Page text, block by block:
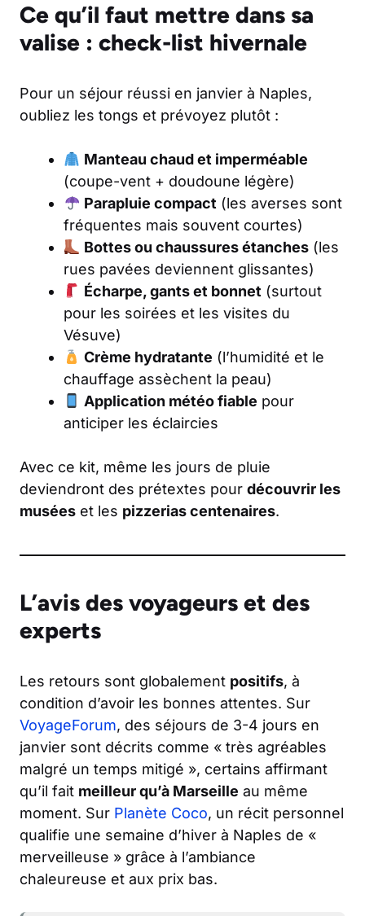
Ce qu’il faut mettre dans sa
valise : check-list hivernale
Pour un séjour réussi en janvier à Naples,
oubliez les tongs et prévoyez plutôt :
Manteau chaud et imperméable
(coupe-vent + doudoune légère)
Parapluie compact(les averses sont
fréquentes mais souvent courtes)
Bottes ou chaussures étanches(les
rues pavées deviennent glissantes)
Écharpe, gants et bonnet(surtout
pour les soirées et les visites du
Vésuve)
Crème hydratante (l’humidité et le
chauffage assèchent la peau)
Application météo fiable pour
anticiper les éclaircies
Avec ce kit, même les jours de pluie
deviendront des prétextes pour découvrir les
musées et les pizzerias centenaires.
L’avis des voyageurs et des
experts
Les retours sont globalement positifs, à
condition d’avoir les bonnes attentes. Sur
VoyageForum, des séjours de 3-4 jours en
janvier sont décrits comme « très agréables
malgré un temps mitigé », certains affirmant
qu’il fait meilleur qu’à Marseille au même
moment. Sur Planète Coco, un récit personnel
qualifie une semaine d’hiver à Naples de «
merveilleuse » grâce à l’ambiance
chaleureuse et aux prix bas.